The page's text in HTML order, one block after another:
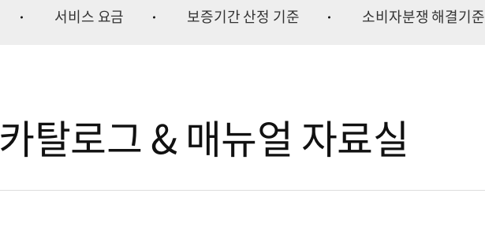
금속검출기/X-ray
충진기
주변기기
스마트리테일
바이오실험장비
굴절계
환경측정기
렌즈
서비스 요금 보증기간 산정 기준 소비자분쟁 해결기준
카탈로그 & 매뉴얼 자료실